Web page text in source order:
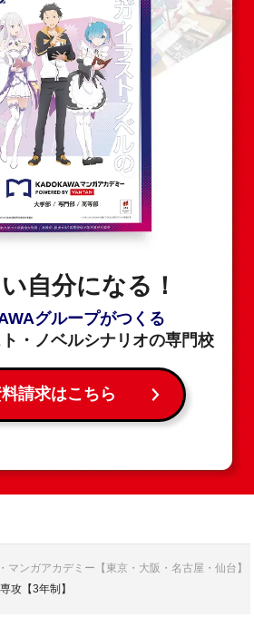
自分になる！
グループがつくる
・ノベルシナリオの専門校
請求はこちら
マンガアカデミー【東京・大阪・名古屋・仙台】
攻【3年制】